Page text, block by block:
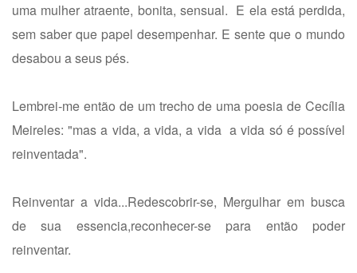
uma mulher atraente, bonita, sensual. E ela está perdida,
sem saber que papel desempenhar. E sente que o mundo
desabou a seus pés.
Lembrei-me então de um trecho de uma poesia de Cecília
Meireles: "mas a vida, a vida, a vida a vida só é possível
reinventada".
Reinventar a vida...Redescobrir-se, Mergulhar em busca
de sua essencia,reconhecer-se para então poder
reinventar.